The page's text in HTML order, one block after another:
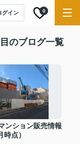
グイン 0
のブログ一覧
ンション販売情報
時点）